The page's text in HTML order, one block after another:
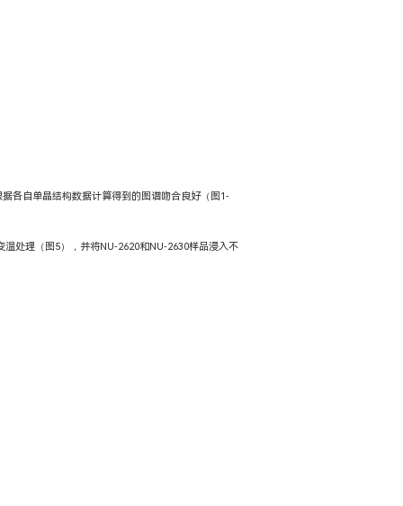
各自单晶结构数据计算得到的图谱吻合良好（图1-
处理（图5），并将NU-2620和NU-2630样品浸入不